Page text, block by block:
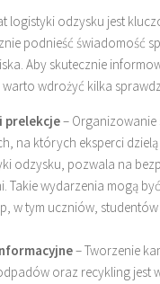
logistyki odzysku jest
podnieść świadomość
Aby skutecznie
warto wdrożyć kilka
prelekcje– Organizowanie
na których eksperci dzielą
odzysku, pozwala na
Takie wydarzenia mogą
w tym uczniów,
– Tworzenie
oraz recykling jest